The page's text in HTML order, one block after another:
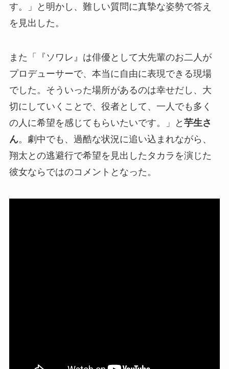
す。」と明かし、難しい質問に真摯な姿勢で答え
を見出した。
また「『ソワレ』は俳優として大先輩のお二人が
プロデューサーで、本当に自由に表現できる現場
でした。そういった場所があるのは幸せだし、大
切にしていくことで、役者として、一人でも多く
の人に希望を感じてもらいたいです。」と 芋生さ
ん。劇中でも、過酷な状況に追い込まれながら、
翔太との逃避行で希望を見出したタカラを演じた
彼女ならではのコメントとなった。